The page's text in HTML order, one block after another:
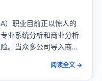
）职业目前正以惊人的
业系统分析和商业分析
。当众多公司导入商业
阅读全文 →